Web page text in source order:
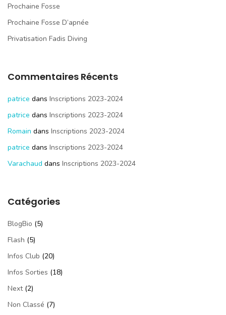
Prochaine Fosse
Prochaine Fosse D’apnée
Privatisation Fadis Diving
Commentaires Récents
patrice dans Inscriptions 2023-2024
patrice dans Inscriptions 2023-2024
Romain dans Inscriptions 2023-2024
patrice dans Inscriptions 2023-2024
Varachaud dans Inscriptions 2023-2024
Catégories
BlogBio (5)
Flash (5)
Infos Club (20)
Infos Sorties (18)
Next(2)
Non Classé (7)